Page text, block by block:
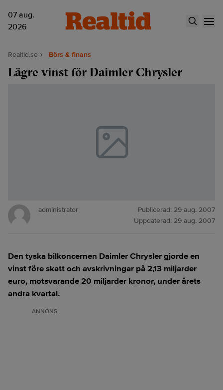
07 aug.
2026
Realtid.se Börs & finans
Lägre vinst för Daimler Chrysler
administrator Publicerad: 29 aug. 2007
Uppdaterad: 29 aug. 2007
Den tyska bilkoncernen Daimler Chrysler gjorde en
vinst före skatt och avskrivningar på 2,13 miljarder
euro, motsvarande 20 miljarder kronor, under årets
andra kvartal.
ANNONS